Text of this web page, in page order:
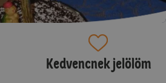
Kedvencnek jelölöm